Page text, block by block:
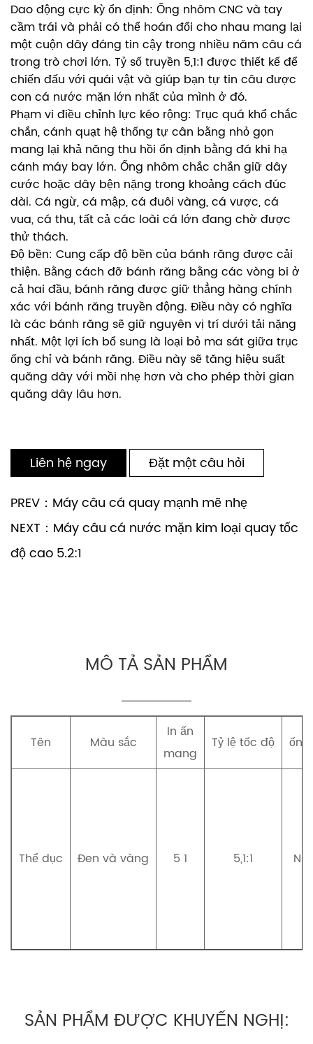
Dao động cực kỳ ổn định: Ống nhôm CNC và tay
cầm trái và phải có thể hoán đổi cho nhau mang lại
một cuộn dây đáng tin cậy trong nhiều năm câu cá
trong trò chơi lớn. Tỷ số truyền 5,1:1 được thiết kế để
chiến đấu với quái vật và giúp bạn tự tin câu được
con cá nước mặn lớn nhất của mình ở đó.
Phạm vi điều chỉnh lực kéo rộng: Trục quá khổ chắc
chắn, cánh quạt hệ thống tự cân bằng nhỏ gọn
mang lại khả năng thu hồi ổn định bằng đá khi hạ
cánh máy bay lớn. Ống nhôm chắc chắn giữ dây
cước hoặc dây bện nặng trong khoảng cách đúc
dài. Cá ngừ, cá mập, cá đuôi vàng, cá vược, cá
vua, cá thu, tất cả các loài cá lớn đang chờ được
thử thách.
Độ bền: Cung cấp độ bền của bánh răng được cải
thiện. Bằng cách đỡ bánh răng bằng các vòng bi ở
cả hai đầu, bánh răng được giữ thẳng hàng chính
xác với bánh răng truyền động. Điều này có nghĩa
là các bánh răng sẽ giữ nguyên vị trí dưới tải nặng
nhất. Một lợi ích bổ sung là loại bỏ ma sát giữa trục
ống chỉ và bánh răng. Điều này sẽ tăng hiệu suất
quăng dây với mồi nhẹ hơn và cho phép thời gian
quăng dây lâu hơn.
Liên hệ ngay
Đặt một câu hỏi
PREV：Máy câu cá quay mạnh mẽ nhẹ
NEXT：Máy câu cá nước mặn kim loại quay tốc
độ cao 5.2:1
MÔ TẢ SẢN PHẨM
Tên Màu sắc
In ấn
mang
Tỷ lệ tốc độ
Thể dục Đen và vàng 5 1 5,1:1
SẢN PHẨM ĐƯỢC KHUYẾN NGHỊ: